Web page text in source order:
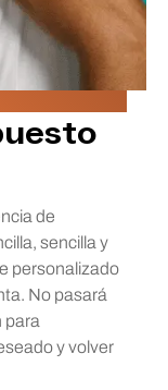
de
sencilla y
personalizado
No pasará
para
y volver